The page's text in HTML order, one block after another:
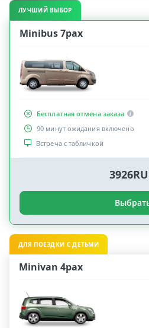
ЛУЧШИЙ ВЫБОР
Minibus 7pax
Бесплатная отмена заказа
90 минут ожидания включено
Встреча с табличкой
ДЛЯ ПОЕЗДКИ С ДЕТЬМИ
Minivan 4pax